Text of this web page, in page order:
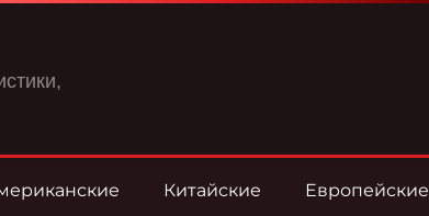
Китайские Европейские